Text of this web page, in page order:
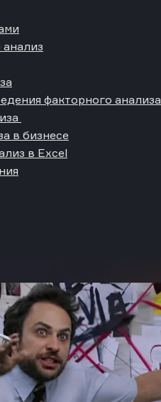
факторного анализа
в бизнесе
в Excel